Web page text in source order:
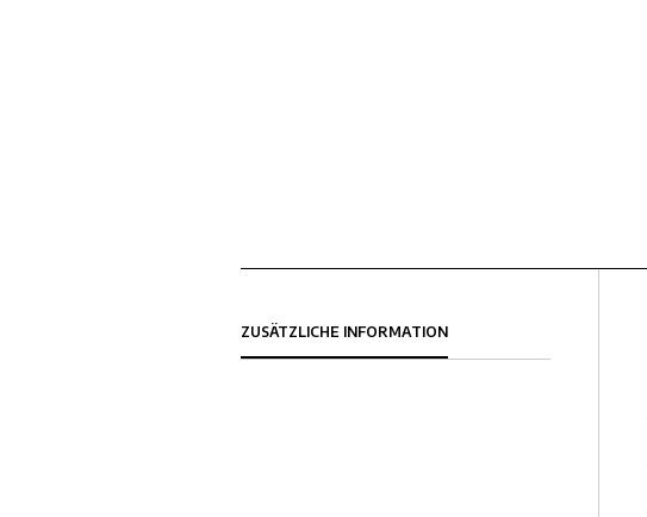
ZUSÄTZLICHE INFORMATION